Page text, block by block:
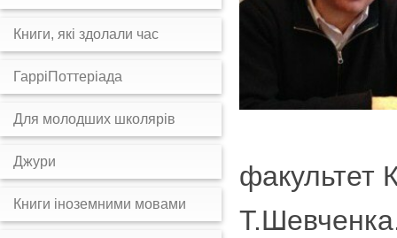
факультет
Книги, які здолали час
ГарріПоттеріада
Для молодших школярів
Джури
Книги іноземними мовами